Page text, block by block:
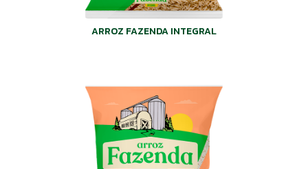
ARROZ FAZENDA INTEGRAL